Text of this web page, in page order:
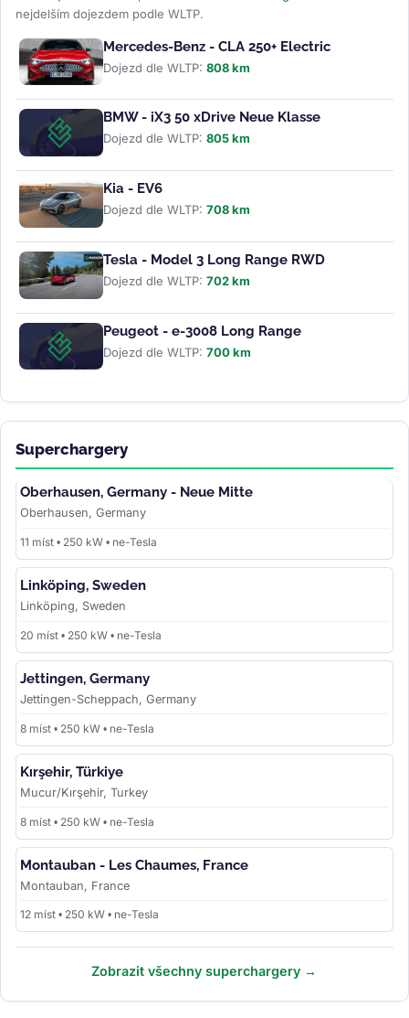
nejdelším dojezdem podle WLTP.
Mercedes-Benz - CLA 250+ Electric
Dojezd dle WLTP: 808 km
BMW - iX3 50 xDrive Neue Klasse
Dojezd dle WLTP: 805 km
Kia - EV6
Dojezd dle WLTP: 708 km
Tesla - Model 3 Long Range RWD
Dojezd dle WLTP: 702 km
Peugeot - e-3008 Long Range
Dojezd dle WLTP: 700 km
Superchargery
Oberhausen, Germany - Neue Mitte
Oberhausen, Germany
11 míst • 250 kW • ne-Tesla
Linköping, Sweden
Linköping, Sweden
20 míst • 250 kW • ne-Tesla
Jettingen, Germany
Jettingen-Scheppach, Germany
8 míst • 250 kW • ne-Tesla
Kırşehir, Türkiye
Mucur/Kırşehir, Turkey
8 míst • 250 kW • ne-Tesla
Montauban - Les Chaumes, France
Montauban, France
12 míst • 250 kW • ne-Tesla
Zobrazit všechny superchargery →